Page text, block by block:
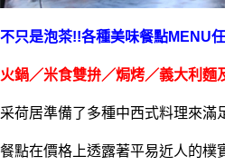
不只是泡茶!!各種美味餐點MENU
火鍋／米食雙拚／焗烤／義大利
采荷居準備了多種中西式料理來滿
餐點在價格上透露著平易近人的樸